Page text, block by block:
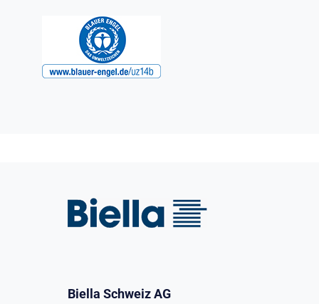
Biella Schweiz AG